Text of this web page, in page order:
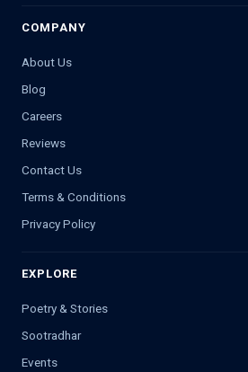
COMPANY
About Us
Blog
Careers
Reviews
Contact Us
Terms & Conditions
Privacy Policy
EXPLORE
Poetry & Stories
Sootradhar
Events